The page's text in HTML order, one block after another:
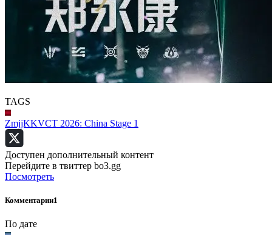
TAGS
ZmjjKKVCT 2026: China Stage 1
Доступен дополнительный контент
Перейдите в твиттер bo3.gg
Посмотреть
Комментарии1
По дате